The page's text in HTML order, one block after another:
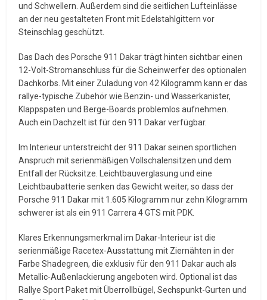
und Schwellern. Außerdem sind die seitlichen Lufteinlässe
an der neu gestalteten Front mit Edelstahlgittern vor
Steinschlag geschützt.
Das Dach des Porsche 911 Dakar trägt hinten sichtbar einen
12-Volt-Stromanschluss für die Scheinwerfer des optionalen
Dachkorbs. Mit einer Zuladung von 42 Kilogramm kann er das
rallye-typische Zubehör wie Benzin- und Wasserkanister,
Klappspaten und Berge-Boards problemlos aufnehmen.
Auch ein Dachzelt ist für den 911 Dakar verfügbar.
Im Interieur unterstreicht der 911 Dakar seinen sportlichen
Anspruch mit serienmäßigen Vollschalensitzen und dem
Entfall der Rücksitze. Leichtbauverglasung und eine
Leichtbaubatterie senken das Gewicht weiter, so dass der
Porsche 911 Dakar mit 1.605 Kilogramm nur zehn Kilogramm
schwerer ist als ein 911 Carrera 4 GTS mit PDK.
Klares Erkennungsmerkmal im Dakar-Interieur ist die
serienmäßige Racetex-Ausstattung mit Ziernähten in der
Farbe Shadegreen, die exklusiv für den 911 Dakar auch als
Metallic-Außenlackierung angeboten wird. Optional ist das
Rallye Sport Paket mit Überrollbügel, Sechspunkt-Gurten und